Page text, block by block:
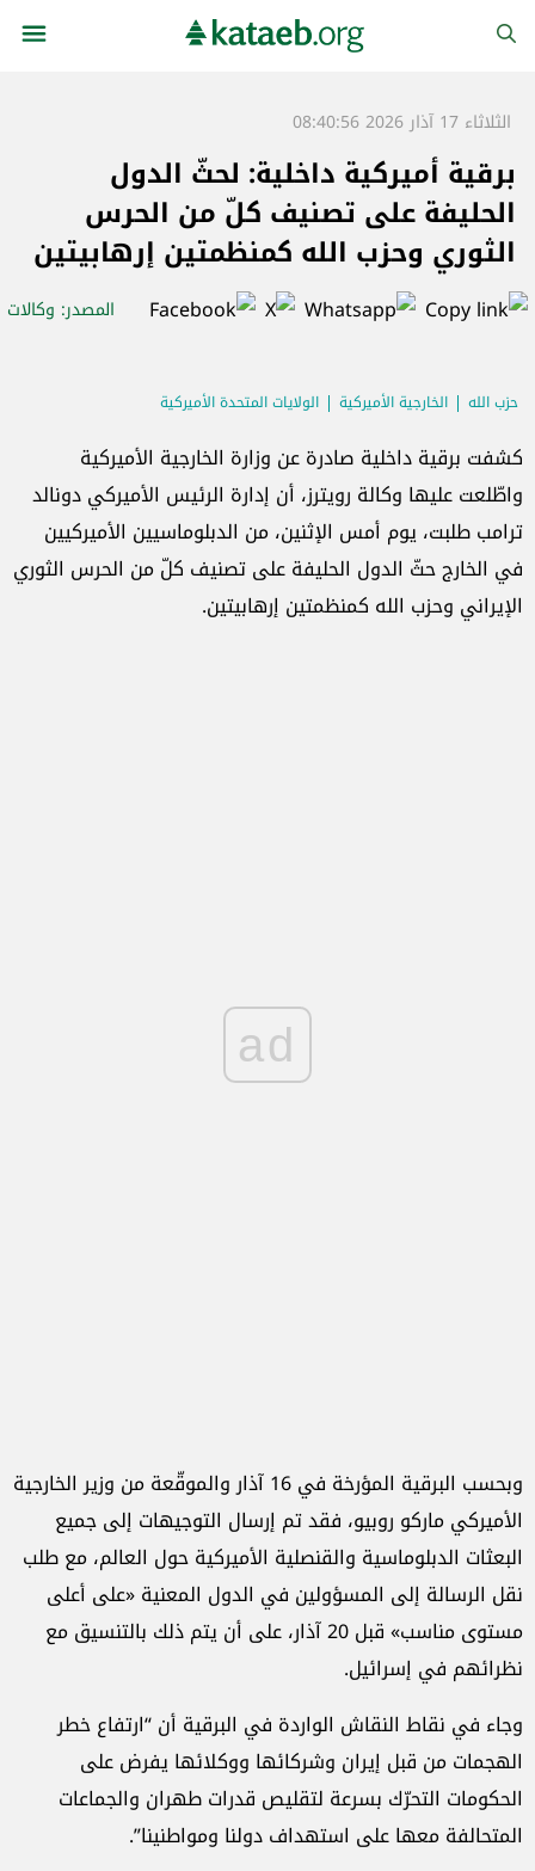
الثلاثاء 17 آذار 2026 08:40:56
برقية أميركية داخلية: لحثّ الدول
الحليفة على تصنيف كلّ من الحرس
الثوري وحزب الله كمنظمتين إرهابيتين
المصدر: وكالات
حزب الله الخارجية الأميركية
الولايات المتحدة الأميركية
كشفت برقية داخلية صادرة عن وزارة الخارجية الأميركية
واطّلعت عليها وكالة رويترز، أن إدارة الرئيس الأميركي دونالد
ترامب طلبت، يوم أمس الإثنين، من الدبلوماسيين الأميركيين
في الخارج حثّ الدول الحليفة على تصنيف كلّ من الحرس الثوري
الإيراني وحزب الله كمنظمتين إرهابيتين.
ad
وبحسب البرقية المؤرخة في 16 آذار والموقّعة من وزير الخارجية
الأميركي ماركو روبيو، فقد تم إرسال التوجيهات إلى جميع
البعثات الدبلوماسية والقنصلية الأميركية حول العالم، مع طلب
نقل الرسالة إلى المسؤولين في الدول المعنية «على أعلى
مستوى مناسب» قبل 20 آذار، على أن يتم ذلك بالتنسيق مع
نظرائهم في إسرائيل.
وجاء في نقاط النقاش الواردة في البرقية أن “ارتفاع خطر
الهجمات من قبل إيران وشركائها ووكلائها يفرض على
الحكومات التحرّك بسرعة لتقليص قدرات طهران والجماعات
المتحالفة معها على استهداف دولنا ومواطنينا”.